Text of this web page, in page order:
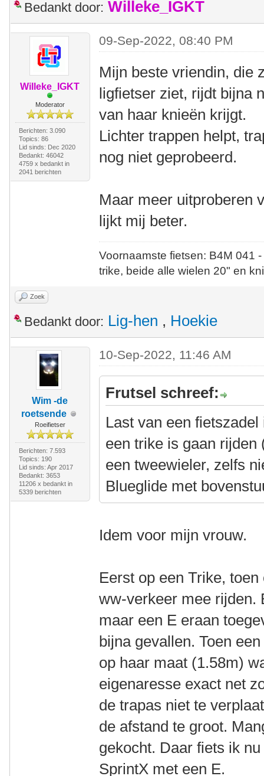
Bedankt door: Willeke_IGKT
Willeke_IGKT
Moderator
Berichten: 3.090
Topics: 86
Lid sinds: Dec 2020
Bedankt: 46042
4759 x bedankt in
2041 berichten
09-Sep-2022, 08:40 PM
Mijn beste vriendin, die
ligfietser ziet, rijdt bijna
van haar knieën krijgt.
Lichter trappen helpt,
nog niet geprobeerd.
Maar meer uitproberen
lijkt mij beter.
Voornaamste fietsen: B4M
trike, beide alle wielen 20" en
Zoek
Bedankt door: Lig-hen , Hoekie
Wim -de
roetsende
Roeifietser
Berichten: 7.593
Topics: 190
Lid sinds: Apr 2017
Bedankt: 3653
11206 x bedankt in
5339 berichten
10-Sep-2022, 11:46 AM
Frutsel schreef:
Last van een
een trike is gaan
een tweewieler, zelfs
Blueglide met
Idem voor mijn vrouw.
Eerst op een Trike,
ww-verkeer mee rijden.
maar een E eraan
bijna gevallen. Toen
op haar maat (1.58m)
eigenaresse exact net
de trapas niet te
de afstand te groot.
gekocht. Daar fiets ik
SprintX met een E.